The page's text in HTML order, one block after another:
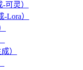
可灵）
Lora）
）